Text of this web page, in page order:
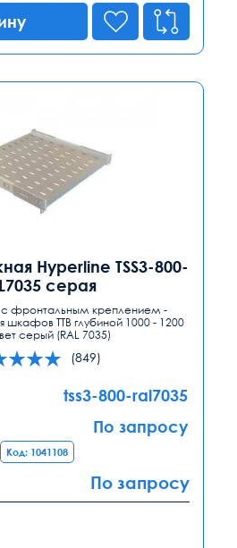
Hyperline TSS3-800-
серая
с фронтальным креплением -
шкафов TTB глубиной 1000 - 1200
серый (RAL 7035)
(849)
tss3-800-ral7035
По запросу
Код: 1041108
По запросу